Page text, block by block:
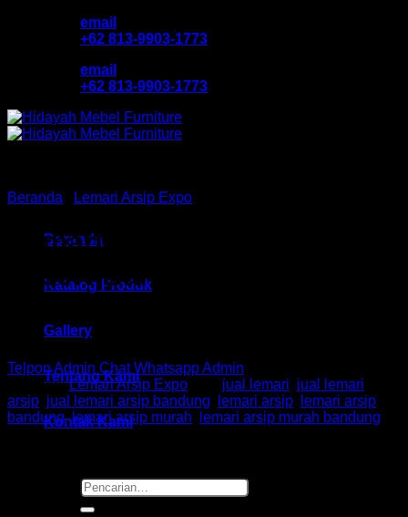
email
+62 813-9903-1773
email
+62 813-9903-1773
Beranda
Katalog Produk
Gallery
Tentang Kami
Kontak Kami
Pencarian
untuk:
Beranda Lemari Arsip Expo
Lemari Arsip Ex HM MTB
3090N Bandung
Telpon Admin Chat Whatsapp Admin
Kategori:Lemari Arsip Expo jual lemari jual lemari
arsip jual lemari arsip bandung lemari arsip
lemari arsip
bandung,lemari arsip murah lemari arsip murah bandung